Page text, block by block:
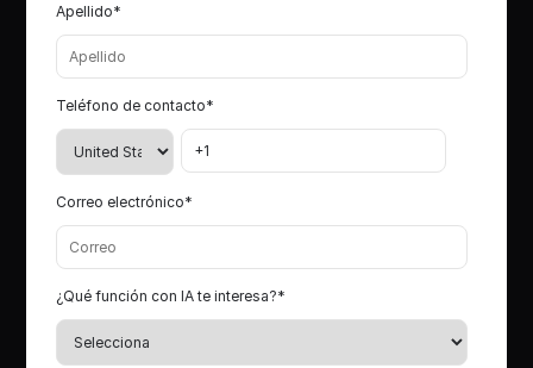
Apellido*
Teléfono de contacto*
Correo electrónico*
¿Qué función con IA te interesa?*